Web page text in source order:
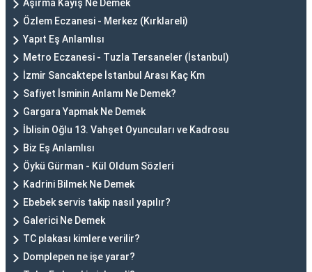
Aşırma Kayış Ne Demek
Özlem Eczanesi - Merkez (Kırklareli)
Yapıt Eş Anlamlısı
Metro Eczanesi - Tuzla Tersaneler (İstanbul)
İzmir Sancaktepe İstanbul Arası Kaç Km
Safiyet İsminin Anlamı Ne Demek?
Gargara Yapmak Ne Demek
İblisin Oğlu 13. Vahşet Oyuncuları ve Kadrosu
Biz Eş Anlamlısı
Öykü Gürman - Kül Oldum Sözleri
Kadrini Bilmek Ne Demek
Ebebek servis takip nasıl yapılır?
Galerici Ne Demek
TC plakası kimlere verilir?
Domplepen ne işe yarar?